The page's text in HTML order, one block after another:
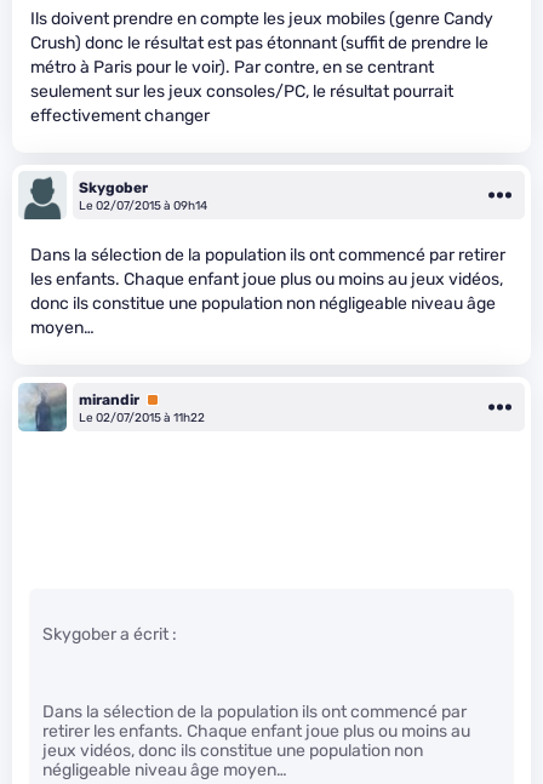
Ils doivent prendre en compte les jeux mobiles (genre Candy
Crush) donc le résultat est pas étonnant (suffit de prendre le
métro à Paris pour le voir). Par contre, en se centrant
seulement sur les jeux consoles/PC, le résultat pourrait
effectivement changer
Skygober
Le 02/07/2015 à 09h14
Dans la sélection de la population ils ont commencé par retirer
les enfants. Chaque enfant joue plus ou moins au jeux vidéos,
donc ils constitue une population non négligeable niveau âge
moyen…
mirandir Premium
Le 02/07/2015 à 11h22
Skygober a écrit :
Dans la sélection de la population ils ont commencé par
retirer les enfants. Chaque enfant joue plus ou moins au
jeux vidéos, donc ils constitue une population non
négligeable niveau âge moyen…